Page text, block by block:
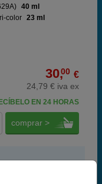
40 ml
color 23 ml
30,00 €
24,79 € iva ex
EN 24 HORAS
comprar >